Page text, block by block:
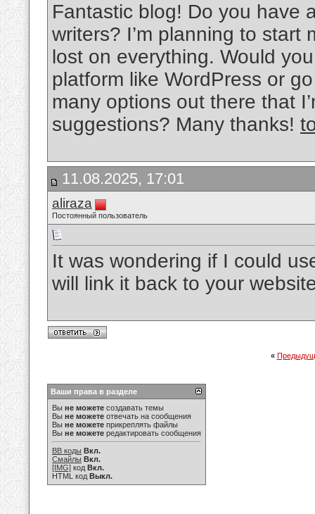
Fantastic blog! Do you have
writers? I’m planning to start
lost on everything. Would
platform like WordPress or
many options out there that
suggestions? Many thanks!
11.08.2025, 17:01
aliraza
Постоянный пользователь
It was wondering if I could
will link it back to your
«
Ваши права в разделе
Вы не можете создавать темы
Вы не можете отвечать на сообщения
Вы не можете прикреплять файлы
Вы не можете редактировать сообщения
BB коды Вкл.
Смайлы Вкл.
[IMG] код Вкл.
HTML код Выкл.